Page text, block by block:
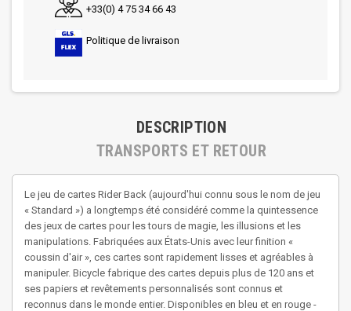
+33(0) 4 75 34 66 43
Politique de livraison
DESCRIPTION
TRANSPORTS ET RETOUR
Le jeu de cartes Rider Back (aujourd'hui connu sous le nom de jeu
« Standard ») a longtemps été considéré comme la quintessence
des jeux de cartes pour les tours de magie, les illusions et les
manipulations. Fabriquées aux États-Unis avec leur finition «
coussin d'air », ces cartes sont rapidement lisses et agréables à
manipuler. Bicycle fabrique des cartes depuis plus de 120 ans et
ses papiers et revêtements personnalisés sont connus et
reconnus dans le monde entier. Disponibles en bleu et en rouge -